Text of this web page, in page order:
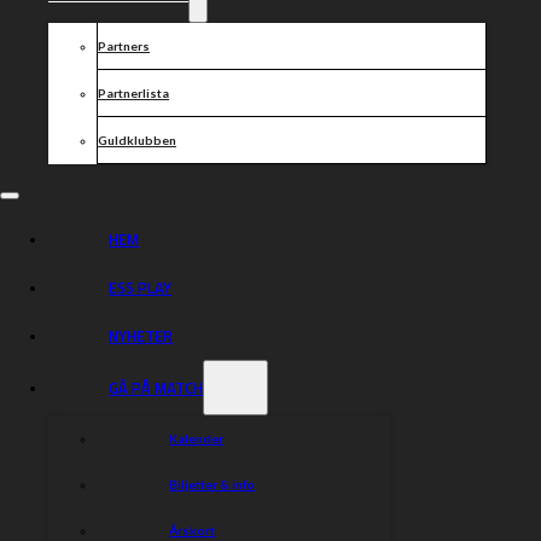
Partners
Partnerlista
Guldklubben
HEM
ESS PLAY
NYHETER
GÅ PÅ MATCH
Kalender
Biljetter & info
Årskort
Piraternas laguppställning:
1) Vaclav Milik
2) Pawel Przedpelski
3) Oskar Fajfer (K)
4) Peter Ljung
5) Piotr Pawlicki
7) Jonathan Ejnermark
sjundeplats i tabellen. Till kvällens match är bland annat
finska rospiggsprofilen tillika förra veckans SM-trea
Timo Lahti tillbaka i laget.
Rospiggarnas laguppställning:
1) Kai Huckenbeck
3) Dimitri Bergé
5) Antonio Lindbäck